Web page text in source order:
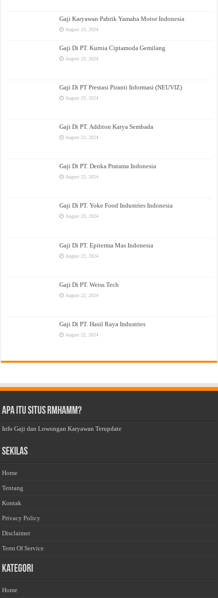
Gaji Karyawan Pabrik Yamaha Motor Indonesia
August 23, 2024
Gaji Di PT. Kurnia Ciptamoda Gemilang
August 23, 2024
Gaji Di PT Prestasi Piranti Informasi (NEUVIZ)
August 23, 2024
Gaji Di PT. Additon Karya Sembada
August 23, 2024
Gaji Di PT. Denka Pratama Indonesia
August 23, 2024
Gaji Di PT. Yoke Food Industries Indonesia
August 23, 2024
Gaji Di PT. Epiterma Mas Indonesia
August 22, 2024
Gaji Di PT. Weiss Tech
August 22, 2024
Gaji Di PT. Hasil Raya Industries
August 22, 2024
Apa Itu Situs Rmhamm?
Info Gaji dan Lowongan Karyawan Terupdate
Sekilas
Home
Tentang
Kontak
Privacy Policy
Disclaimer
Term Of Service
Kategori
Home